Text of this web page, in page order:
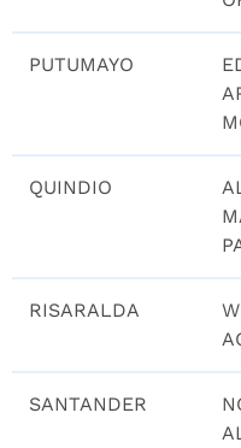
PUTUMAYO
QUINDIO
RISARALDA
SANTANDER